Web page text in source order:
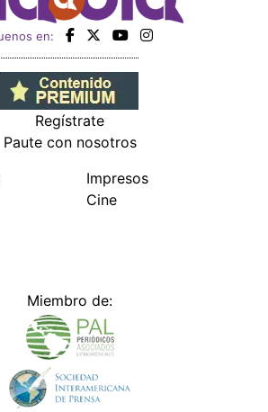
en:
Regístrate
Paute con nosotros
Impresos
Cine
Miembro de: